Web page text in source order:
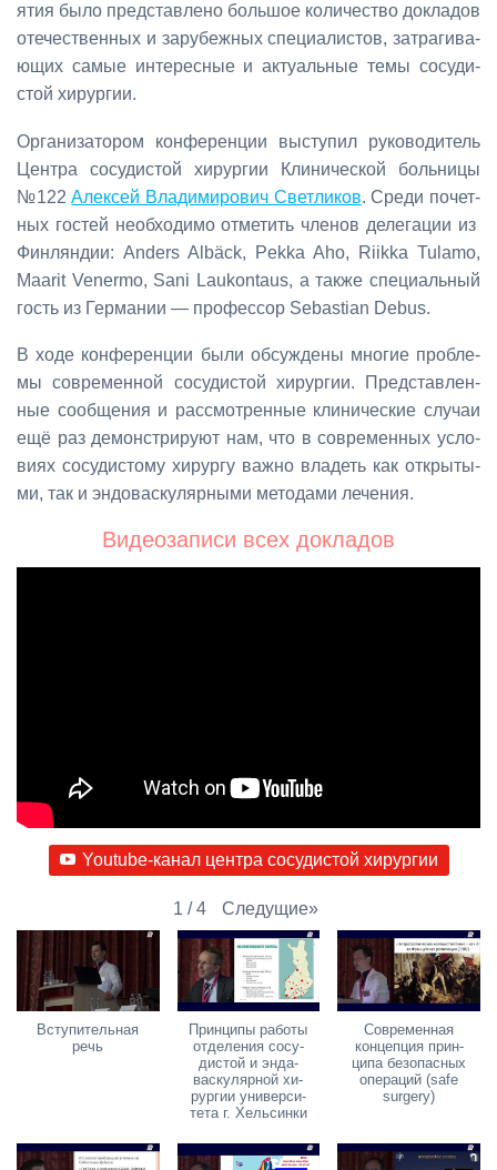
я­тия бы­ло пред­став­ле­но боль­шое ко­ли­че­ство до­кла­дов
оте­че­ствен­ных и за­ру­беж­ных спе­ци­а­ли­стов, за­тра­ги­ва­
ю­щих са­мые ин­те­рес­ные и ак­ту­аль­ные те­мы со­су­ди­
стой хи­рур­гии.
Ор­га­ни­за­то­ром кон­фе­рен­ции вы­сту­пил ру­ко­во­ди­тель
Цен­тра со­су­ди­стой хи­рур­гии Кли­ни­че­ской боль­ни­цы
№122Алек­сей Вла­ди­ми­ро­вич Свет­ли­ков. Сре­ди по­чет­
ных го­стей необ­хо­ди­мо от­ме­тить чле­нов де­ле­га­ции из
Фин­лян­дии: Anders Albäck, Pekka Aho, Riikka Tulamo,
Maarit Venermo, Sani Laukontaus, а та­к­же спе­ци­аль­ный
гость из Гер­ма­нии — про­фес­сор Sebastian Debus.
В хо­де кон­фе­рен­ции бы­ли об­суж­де­ны мно­гие про­бле­
мы со­вре­мен­ной со­су­ди­стой хи­рур­гии. Пред­став­лен­
ные со­об­ще­ния и рас­смот­рен­ные кли­ни­че­ские слу­чаи
ещё раз де­мон­стри­ру­ют нам, что в со­вре­мен­ных усло­
ви­ях со­су­ди­сто­му хи­рур­гу важ­но вла­деть как от­кры­ты­
ми, так и эн­до­вас­ку­ляр­ны­ми ме­то­да­ми ле­че­ния.
Ви­део­за­пи­си всех до­кла­дов
Youtube-ка­нал цен­тра со­су­ди­стой хи­рур­гии
1 / 4 Сле­ду­щие»
Всту­пи­тель­ная
речь
Прин­ци­пы ра­бо­ты
от­де­ле­ния со­су­
ди­стой и эн­да­
вас­ку­ляр­ной хи­
рур­гии уни­вер­си­
те­та г. Хель­син­ки
Со­вре­мен­ная
кон­цеп­ция прин­
ци­па без­опас­ных
опе­ра­ций (safe
surgery)